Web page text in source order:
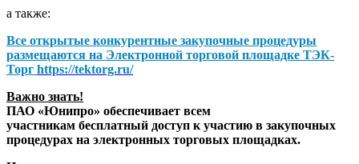
а также:
Все открытые конкурентные закупочные процедуры
размещаются на Электронной торговой площадке ТЭК-
Торг https://tektorg.ru/
Важно знать!
ПАО «Юнипро» обеспечивает всем
участникам бесплатный доступ к участию в закупочных
процедурах на электронных торговых площадках.